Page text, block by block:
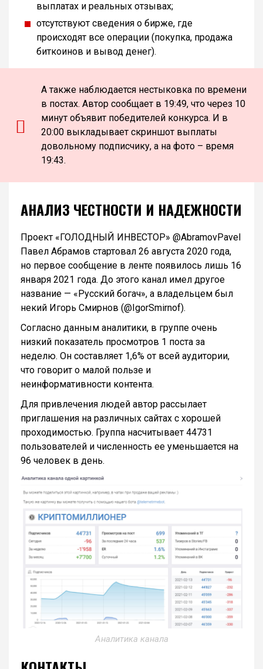
выплатах и реальных отзывах;
отсутствуют сведения о бирже, где
происходят все операции (покупка, продажа
биткоинов и вывод денег).
А также наблюдается нестыковка по времени
в постах. Автор сообщает в 19:49, что через 10
минут объявит победителей конкурса. И в
20:00 выкладывает скриншот выплаты
довольному подписчику, а на фото – время
19:43.
АНАЛИЗ ЧЕСТНОСТИ И НАДЕЖНОСТИ
Проект «ГОЛОДНЫЙ ИНВЕСТОР» @AbramovPavel
Павел Абрамов стартовал 26 августа 2020 года,
но первое сообщение в ленте появилось лишь 16
января 2021 года. До этого канал имел другое
название — «Русский богач», а владельцем был
некий Игорь Смирнов (@IgorSmirnof).
Согласно данным аналитики, в группе очень
низкий показатель просмотров 1 поста за
неделю. Он составляет 1,6% от всей аудитории,
что говорит о малой пользе и
неинформативности контента.
Для привлечения людей автор рассылает
приглашения на различных сайтах с хорошей
проходимостью. Группа насчитывает 44731
пользователей и численность ее уменьшается на
96 человек в день.
Аналитика канала